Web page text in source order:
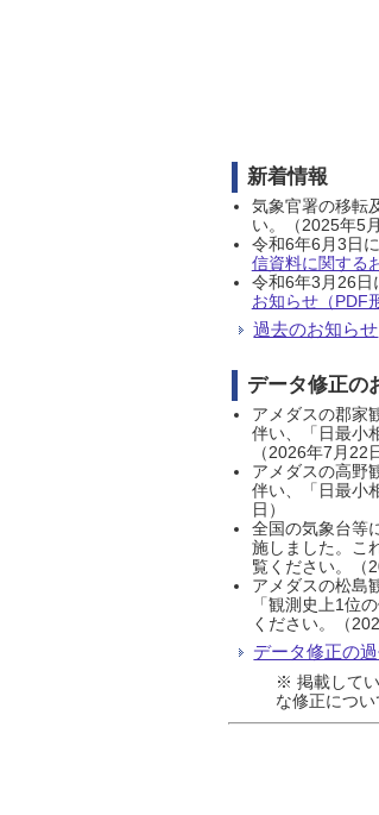
新着情報
気象官署の移転
い。（2025年5
令和6年6月3日
信資料に関する
令和6年3月26日
お知らせ（PDF
過去のお知らせ
データ修正の
アメダスの郡家
伴い、「日最小
（2026年7月22
アメダスの高野
伴い、「日最小
日）
全国の気象台等
施しました。こ
覧ください。（
アメダスの松島
「観測史上1位
ください。（
データ修正の
※ 掲載して
な修正につ